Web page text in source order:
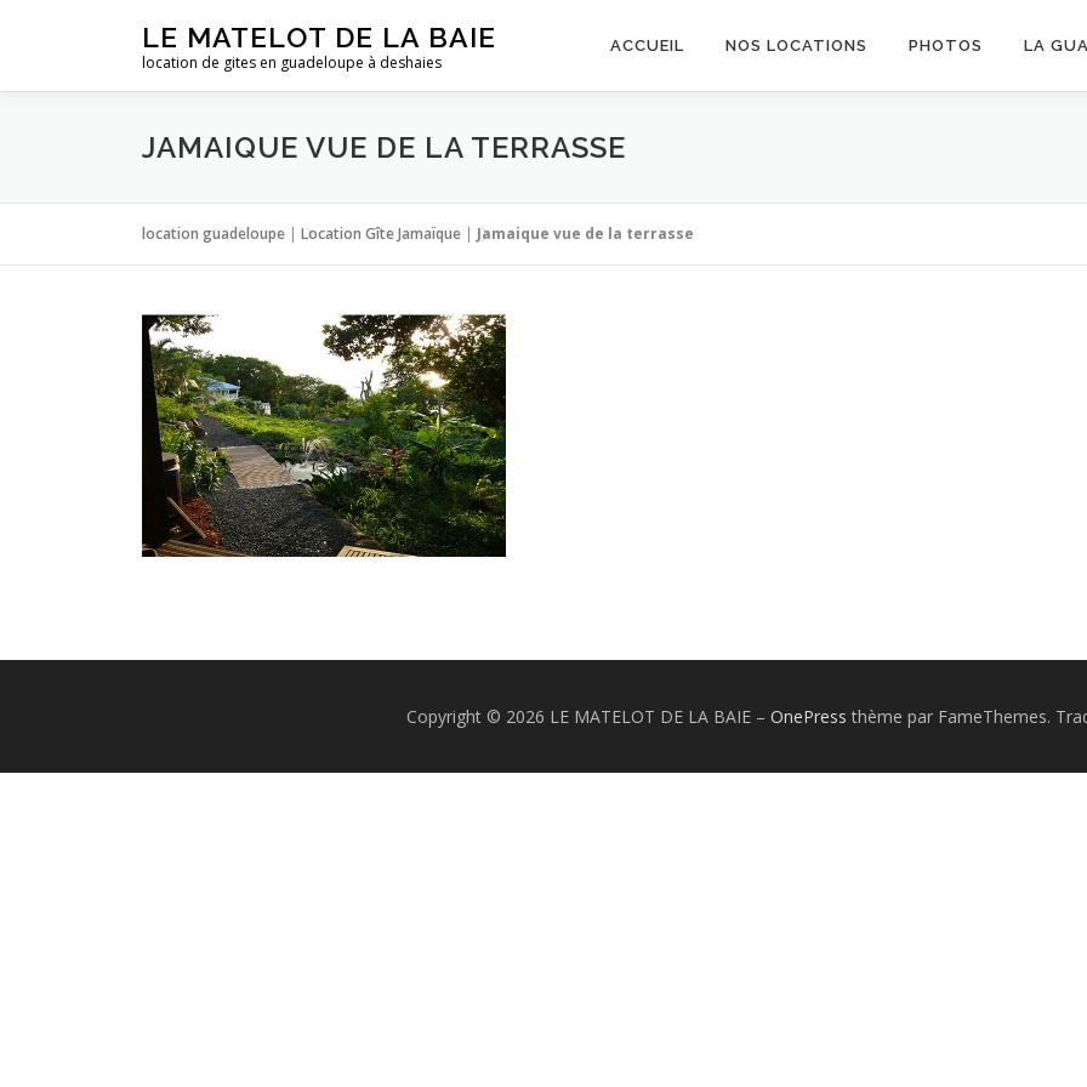
LE MATELOT DE LA BAIE
location de gites en guadeloupe à deshaies
ACCUEIL NOS LOCATIONS PHOTOS LA
JAMAIQUE VUE DE LA TERRASSE
location guadeloupe | Location Gîte Jamaïque | Jamaique vue de la terrasse
Copyright © 2026 LE MATELOT DE LA BAIE – OnePress thème par FameThemes.